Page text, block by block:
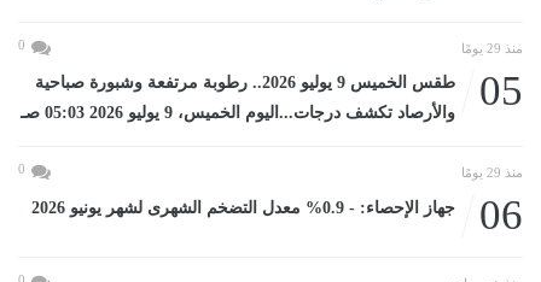
منذ 29 يومًا 0
05
طقس الخميس 9 يوليو 2026.. رطوبة مرتفعة وشبورة صباحية
والأرصاد تكشف درجات...اليوم الخميس، 9 يوليو 2026 05:03 صـ
منذ 29 يومًا 0
06 جهاز الإحصاء: - 0.9% معدل التضخم الشهرى لشهر يونيو 2026